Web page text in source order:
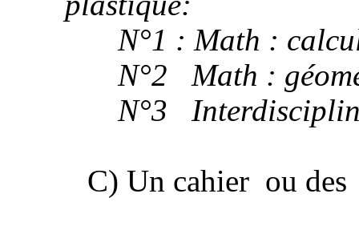
N°1 : Math :
N°2
Math :
N°3
C) Un cahier ou des